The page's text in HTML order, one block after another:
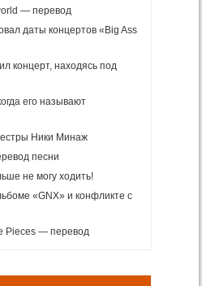
— перевод
даты концертов «Big Ass
концерт, находясь под
его называют
Ники Минаж
песни
не могу ходить!
«GNX» и конфликте с
Pieces — перевод